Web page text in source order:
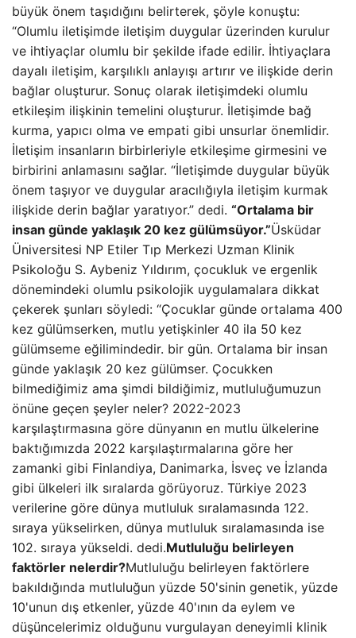
büyük önem taşıdığını belirterek, şöyle konuştu:
“Olumlu iletişimde iletişim duygular üzerinden kurulur
ve ihtiyaçlar olumlu bir şekilde ifade edilir. İhtiyaçlara
dayalı iletişim, karşılıklı anlayışı artırır ve ilişkide derin
bağlar oluşturur. Sonuç olarak iletişimdeki olumlu
etkileşim ilişkinin temelini oluşturur. İletişimde bağ
kurma, yapıcı olma ve empati gibi unsurlar önemlidir.
İletişim insanların birbirleriyle etkileşime girmesini ve
birbirini anlamasını sağlar. “İletişimde duygular büyük
önem taşıyor ve duygular aracılığıyla iletişim kurmak
ilişkide derin bağlar yaratıyor.” dedi. “Ortalama bir
insan günde yaklaşık 20 kez gülümsüyor.”Üsküdar
Üniversitesi NP Etiler Tıp Merkezi Uzman Klinik
Psikoloğu S. Aybeniz Yıldırım, çocukluk ve ergenlik
dönemindeki olumlu psikolojik uygulamalara dikkat
çekerek şunları söyledi: “Çocuklar günde ortalama 400
kez gülümserken, mutlu yetişkinler 40 ila 50 kez
gülümseme eğilimindedir. bir gün. Ortalama bir insan
günde yaklaşık 20 kez gülümser. Çocukken
bilmediğimiz ama şimdi bildiğimiz, mutluluğumuzun
önüne geçen şeyler neler? 2022-2023
karşılaştırmasına göre dünyanın en mutlu ülkelerine
baktığımızda 2022 karşılaştırmalarına göre her
zamanki gibi Finlandiya, Danimarka, İsveç ve İzlanda
gibi ülkeleri ilk sıralarda görüyoruz. Türkiye 2023
verilerine göre dünya mutluluk sıralamasında 122.
sıraya yükselirken, dünya mutluluk sıralamasında ise
102. sıraya yükseldi. dedi.Mutluluğu belirleyen
faktörler nelerdir?Mutluluğu belirleyen faktörlere
bakıldığında mutluluğun yüzde 50'sinin genetik, yüzde
10'unun dış etkenler, yüzde 40'ının da eylem ve
düşüncelerimiz olduğunu vurgulayan deneyimli klinik